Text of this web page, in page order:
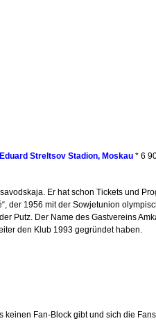
Eduard Streltsov Stadion, Moskau * 6
Er hat schon Tickets und
der 1956 mit der Sowjetunion
Putz. Der Name des Gastvereins
den Klub 1993 gegründet haben.
Fan-Block gibt und sich die